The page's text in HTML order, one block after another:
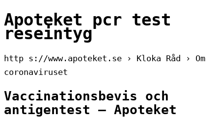
Apoteket pcr test
reseintyg
http s://www.apoteket.se › Kloka Råd › Om
coronaviruset
Vaccinationsbevis och
antigentest – Apoteket